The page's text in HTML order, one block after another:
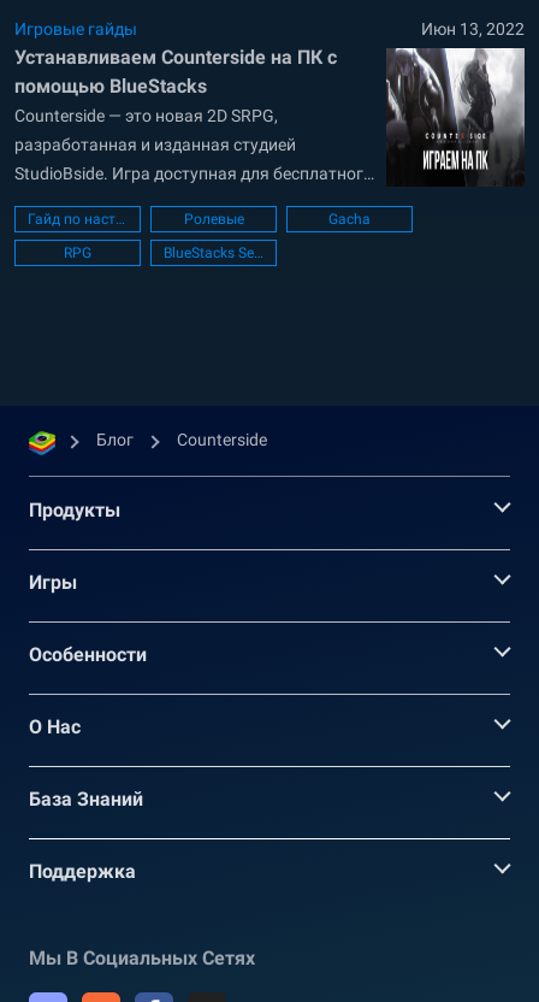
Игровые гайды Июн 13, 2022
Устанавливаем Counterside на ПК с
помощью BlueStacks
Counterside — это новая 2D SRPG,
разработанная и изданная студией
StudioBside. Игра доступная для бесплатного
скачивания в Google Play Store и App Store.
Игра отличается яркими визуальными
эффектами и отличной графикой. Геймплей
Гайд по настройке ПК Ролевые
Gacha
RPG
BlueStacks Setup
Блог Counterside
Продукты
Игры
Oсобенности
О Нас
База Знаний
Поддержка
Мы В Социальных Сетях